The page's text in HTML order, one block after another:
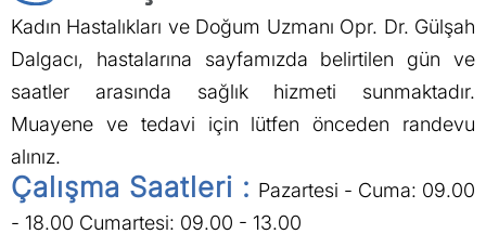
Kadın Hastalıkları ve Doğum Uzmanı Opr. Dr. Gülşah
Dalgacı, hastalarına sayfamızda belirtilen gün ve
saatler arasında sağlık hizmeti sunmaktadır.
Muayene ve tedavi için lütfen önceden randevu
alınız.
Çalışma Saatleri : Pazartesi - Cuma: 09.00
- 18.00 Cumartesi: 09.00 - 13.00